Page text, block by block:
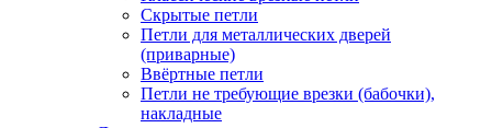
Скрытые петли
Петли для металлических дверей
(приварные)
Ввёртные петли
Петли не требующие врезки (бабочки),
накладные